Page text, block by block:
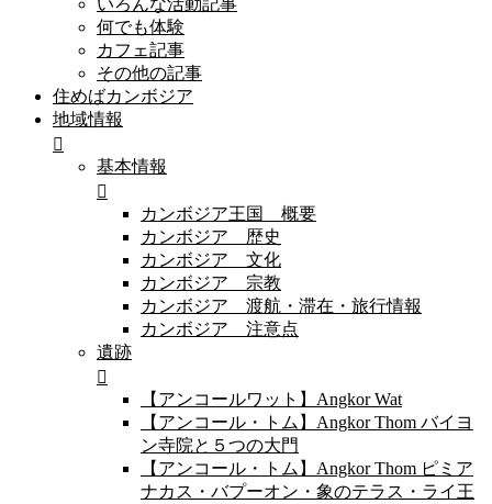
いろんな活動記事
何でも体験
カフェ記事
その他の記事
住めばカンボジア
地域情報
基本情報
カンボジア王国 概要
カンボジア 歴史
カンボジア 文化
カンボジア 宗教
カンボジア 渡航・滞在・旅行情報
カンボジア 注意点
遺跡
【アンコールワット】Angkor Wat
【アンコール・トム】Angkor Thom バイヨ
ン寺院と５つの大門
【アンコール・トム】Angkor Thom ピミア
ナカス・バプーオン・象のテラス・ライ王